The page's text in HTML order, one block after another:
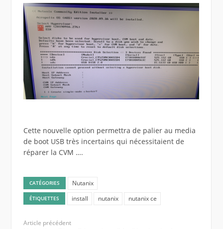
Cette nouvelle option permettra de palier au media
de boot USB très incertains qui nécessitaient de
réparer la CVM ….
CATÉGORIES Nutanix
ÉTIQUETTES install nutanix nutanix ce
Article précédent